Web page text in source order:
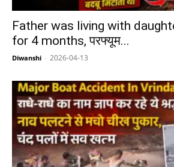
Father was living with
for 4 months, परफ्यूम...
Diwanshi - 2026-04-13